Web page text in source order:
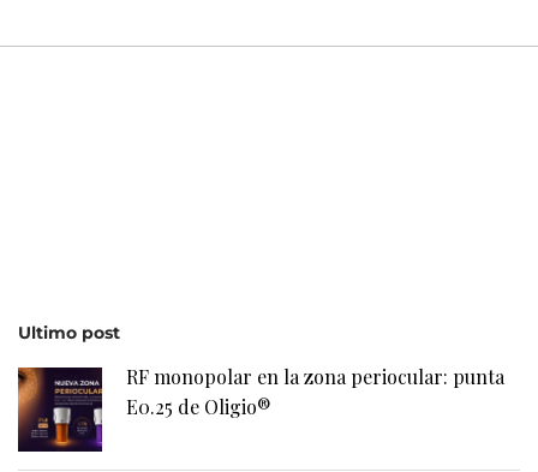
Ultimo post
RF monopolar en la zona periocular: punta
E0.25 de Oligio®